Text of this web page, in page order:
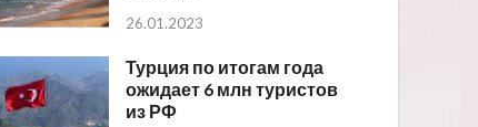
26.01.2023
Турция по итогам года
ожидает 6 млн туристов
из РФ